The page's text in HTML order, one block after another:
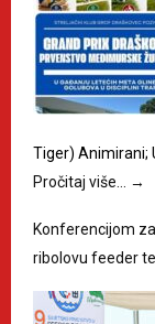
Tiger) Animirani;
Pročitaj više… →
Konferencijom
ribolovu feeder